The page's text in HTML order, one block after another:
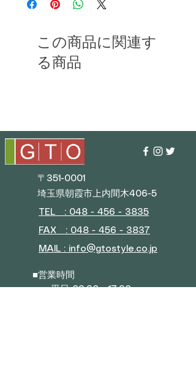
この商品に関連す
る商品
〒351-0001
埼玉県朝霞市上内間木406-5
TEL : 048 - 456 - 3835​
FAX : 048 - 456 - 3837
MAIL : info@gtostyle.co.jp
■営業時間
平日 09:30～17:30